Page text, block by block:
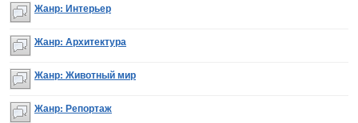
Жанр: Интерьер
Жанр: Архитектура
Жанр: Животный мир
Жанр: Репортаж